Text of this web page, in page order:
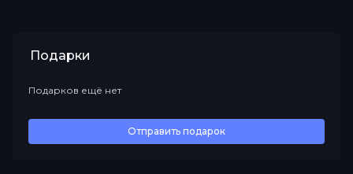
Подарки
Все
Подарков ещё нет
Отправить подарок